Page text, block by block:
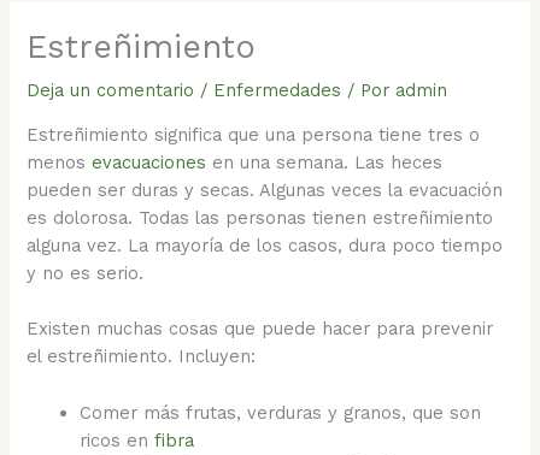
Estreñimiento
Deja un comentario / Enfermedades / Por admin
Estreñimiento significa que una persona tiene tres o
menosevacuaciones en una semana. Las heces
pueden ser duras y secas. Algunas veces la evacuación
es dolorosa. Todas las personas tienen estreñimiento
alguna vez. La mayoría de los casos, dura poco tiempo
y no es serio.
Existen muchas cosas que puede hacer para prevenir
el estreñimiento. Incluyen:
Comer más frutas, verduras y granos, que son
ricos enfibra